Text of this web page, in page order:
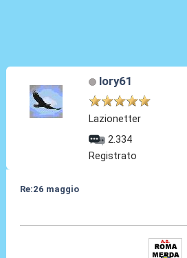
lory61
Lazionetter
2.334
Registrato
Re:26 maggio